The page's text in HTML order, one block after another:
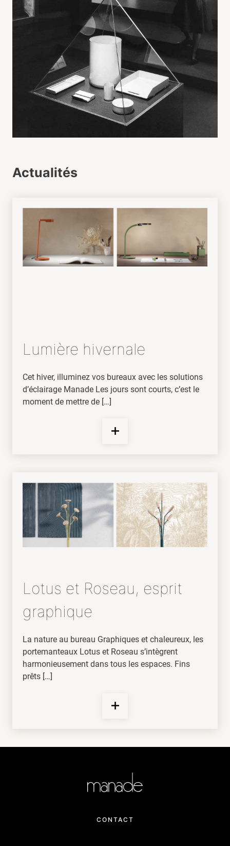
Actualités
Lumière hivernale
Cet hiver, illuminez vos bureaux avec les solutions
d’éclairage Manade Les jours sont courts, c’est le
moment de mettre de […]
Lotus et Roseau, esprit
graphique
La nature au bureau Graphiques et chaleureux, les
portemanteaux Lotus et Roseau s’intègrent
harmonieusement dans tous les espaces. Fins
prêts […]
CONTACT